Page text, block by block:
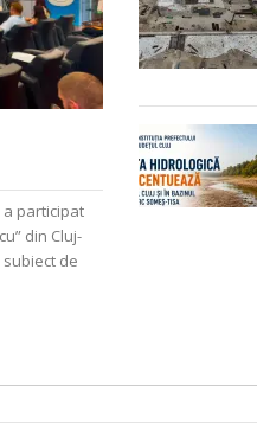
a participat
din Cluj-
de